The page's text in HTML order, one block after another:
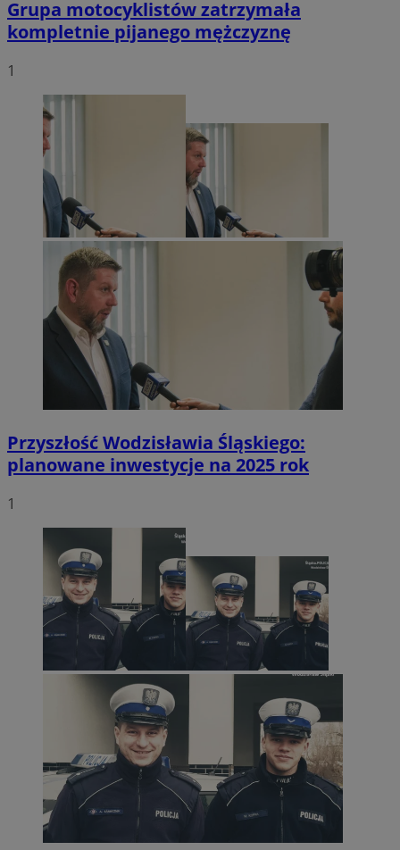
Grupa motocyklistów zatrzymała
kompletnie pijanego mężczyznę
1
Przyszłość Wodzisławia Śląskiego:
planowane inwestycje na 2025 rok
1